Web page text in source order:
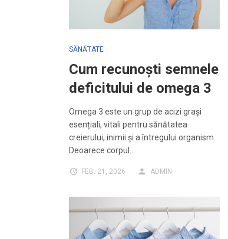
SĂNĂTATE
Cum recunoști semnele
deficitului de omega 3
Omega 3 este un grup de acizi grași
esențiali, vitali pentru sănătatea
creierului, inimii și a întregului organism.
Deoarece corpul…
FEB. 21, 2026 ADMIN